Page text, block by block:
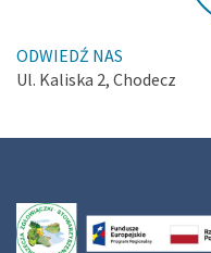
ODWIEDŹ NAS
Ul. Kaliska 2, Chodecz